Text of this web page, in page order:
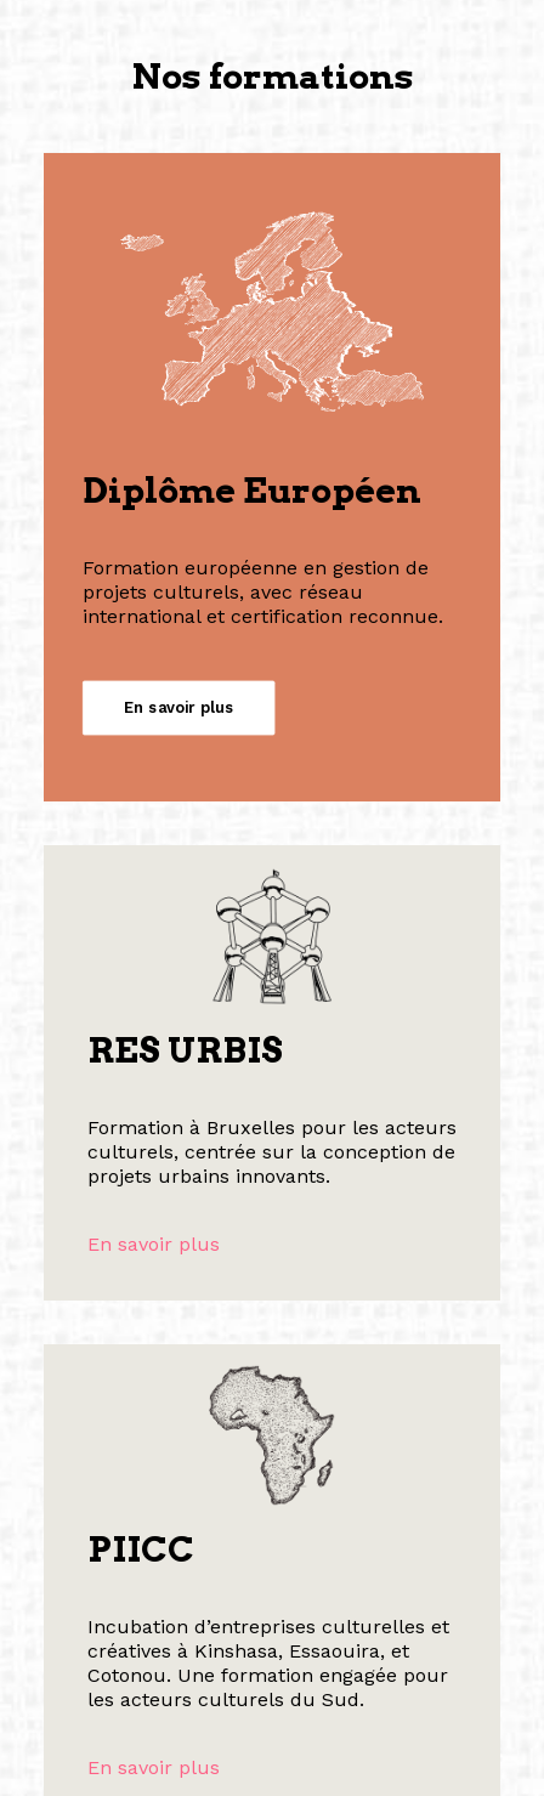
Nos formations
Diplôme Européen
Formation européenne en gestion de
projets culturels, avec réseau
international et certification reconnue.
En savoir plus
RES URBIS
Formation à Bruxelles pour les acteurs
culturels, centrée sur la conception de
projets urbains innovants.
En savoir plus
PIICC
Incubation d’entreprises culturelles et
créatives à Kinshasa, Essaouira, et
Cotonou. Une formation engagée pour
les acteurs culturels du Sud.
En savoir plus